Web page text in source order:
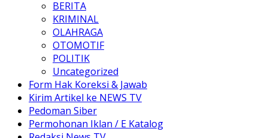
BERITA
KRIMINAL
OLAHRAGA
OTOMOTIF
POLITIK
Uncategorized
Form Hak Koreksi & Jawab
Kirim Artikel ke NEWS TV
Pedoman Siber
Permohonan Iklan / E Katalog